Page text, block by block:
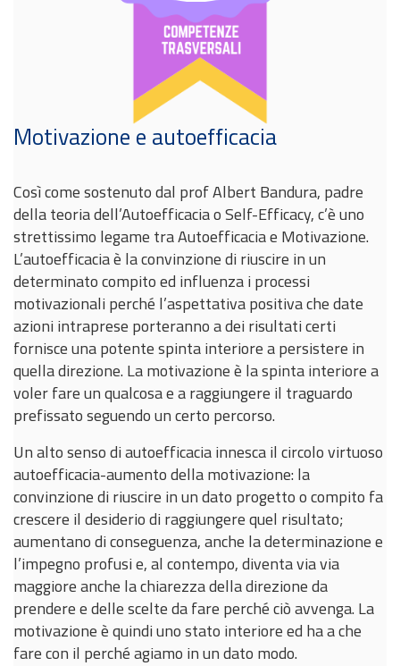
Motivazione e autoefficacia
Così come sostenuto dal prof Albert Bandura, padre
della teoria dell’Autoefficacia o Self-Efficacy, c’è uno
strettissimo legame tra Autoefficacia e Motivazione.
L’autoefficacia è la convinzione di riuscire in un
determinato compito ed influenza i processi
motivazionali perché l’aspettativa positiva che date
azioni intraprese porteranno a dei risultati certi
fornisce una potente spinta interiore a persistere in
quella direzione. La motivazione è la spinta interiore a
voler fare un qualcosa e a raggiungere il traguardo
prefissato seguendo un certo percorso.
Un alto senso di autoefficacia innesca il circolo virtuoso
autoefficacia-aumento della motivazione: la
convinzione di riuscire in un dato progetto o compito fa
crescere il desiderio di raggiungere quel risultato;
aumentano di conseguenza, anche la determinazione e
l’impegno profusi e, al contempo, diventa via via
maggiore anche la chiarezza della direzione da
prendere e delle scelte da fare perché ciò avvenga. La
motivazione è quindi uno stato interiore ed ha a che
fare con il perché agiamo in un dato modo.